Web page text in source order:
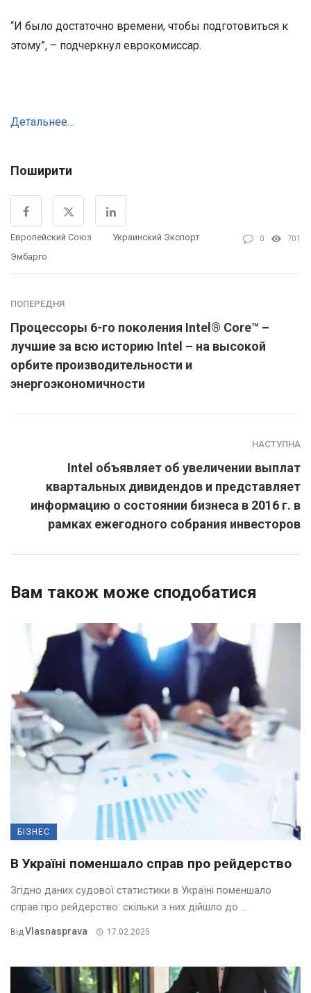
“И было достаточно времени, чтобы подготовиться к
этому”, – подчеркнул еврокомиссар.
Детальнее…
Поширити
Европейский Союз
Украинский Экспорт
Эмбарго
0 701
ПОПЕРЕДНЯ
Процессоры 6-го поколения Intel® Core™ –
лучшие за всю историю Intel – на высокой
орбите производительности и
энергоэкономичности
НАСТУПНА
Intel объявляет об увеличении выплат
квартальных дивидендов и представляет
информацию о состоянии бизнеса в 2016 г. в
рамках ежегодного собрания инвесторов
Вам також може сподобатися
БІЗНЕС
В Україні поменшало справ про рейдерство
Згідно даних судової статистики в Україні поменшало
справ про рейдерство: скільки з них дійшло до ...
ВідVlasnasprava 17.02.2025